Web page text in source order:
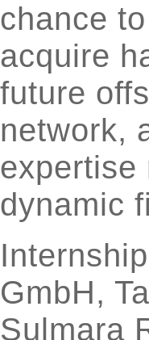
chance
acquire
future
network,
expertise
dynamic
GmbH,
Sulmara